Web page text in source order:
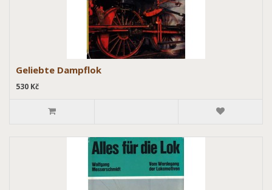
Geliebte Dampflok
530 Kč